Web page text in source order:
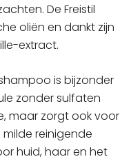
De Freistil
oliën en dankt zijn
extract.
is bijzonder
zonder sulfaten
maar zorgt ook voor
reinigende
huid, haar en het